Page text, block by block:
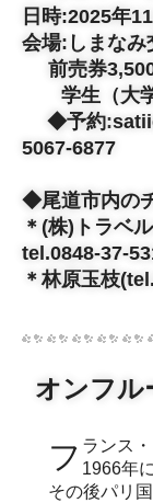
日時:2025年
会場: しまな
前売券
学生（大学
◆予約:
5067-6877
◆尾道市内の
＊(株)トラベ
tel.0848-37-
＊林原玉枝
オンフル
フランス・ノルマンディーの港町オンフルールで 1966年
その後パリ